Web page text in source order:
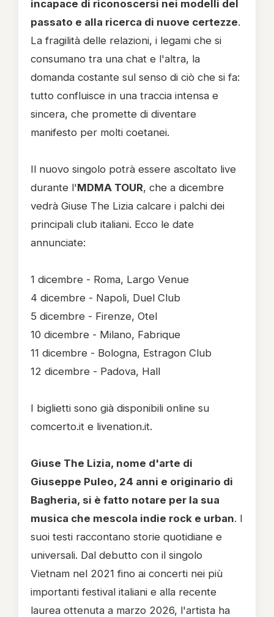
incapace di riconoscersi nei modelli del
passato e alla ricerca di nuove certezze.
La fragilità delle relazioni, i legami che si
consumano tra una chat e l'altra, la
domanda costante sul senso di ciò che si fa:
tutto confluisce in una traccia intensa e
sincera, che promette di diventare
manifesto per molti coetanei.
Il nuovo singolo potrà essere ascoltato live
durante l'MDMA TOUR, che a dicembre
vedrà Giuse The Lizia calcare i palchi dei
principali club italiani. Ecco le date
annunciate:
1 dicembre - Roma, Largo Venue
4 dicembre - Napoli, Duel Club
5 dicembre - Firenze, Otel
10 dicembre - Milano, Fabrique
11 dicembre - Bologna, Estragon Club
12 dicembre - Padova, Hall
I biglietti sono già disponibili online su
comcerto.it e livenation.it.
Giuse The Lizia, nome d'arte di
Giuseppe Puleo, 24 anni e originario di
Bagheria, si è fatto notare per la sua
musica che mescola indie rock e urban. I
suoi testi raccontano storie quotidiane e
universali. Dal debutto con il singolo
Vietnam nel 2021 fino ai concerti nei più
importanti festival italiani e alla recente
laurea ottenuta a marzo 2026, l'artista ha